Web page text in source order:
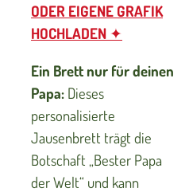
ODER EIGENE GRAFIK
HOCHLADEN ✦
Ein Brett nur für deinen
Papa: Dieses
personalisierte
Jausenbrett trägt die
Botschaft „Bester Papa
der Welt“ und kann